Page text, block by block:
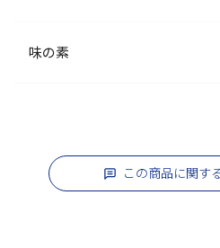
味の素
この商品に関す